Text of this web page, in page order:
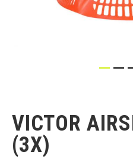
Bildgalerie
springen
VICTOR
(3X)